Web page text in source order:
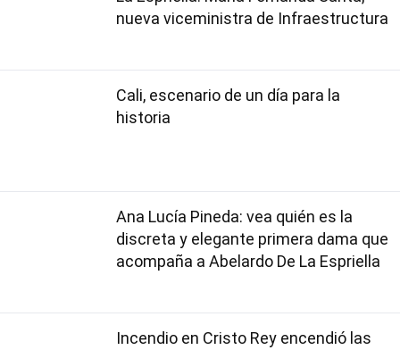
nueva viceministra de Infraestructura
Cali, escenario de un día para la
historia
Ana Lucía Pineda: vea quién es la
discreta y elegante primera dama que
acompaña a Abelardo De La Espriella
Incendio en Cristo Rey encendió las